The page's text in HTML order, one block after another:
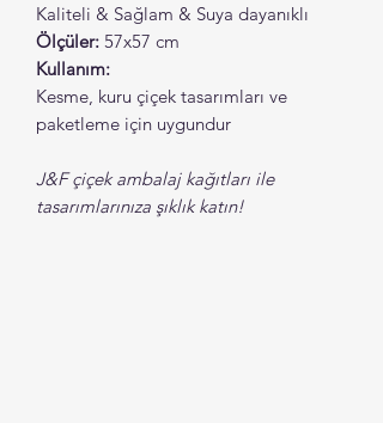
Kaliteli & Sağlam & Suya dayanıklı
Ölçüler: 57x57 cm
Kullanım:
Kesme, kuru çiçek tasarımları ve
paketleme için uygundur
J&F çiçek ambalaj kağıtları ile
tasarımlarınıza şıklık katın!